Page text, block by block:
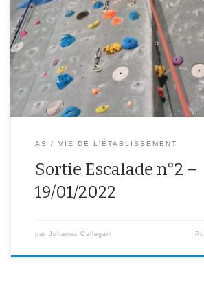
Une sortie Escalade a été organisée le
à 15h30 pour les élèves de l’AS pour une
gymnase de l’Orme au chat à Ivry sur seine.
sont donc confrontés au mur d’escalade et à
AS VIE DE L'ÉTABLISSEMENT
Sortie Escalade n°2 –
19/01/2022
par Johanna Callegari